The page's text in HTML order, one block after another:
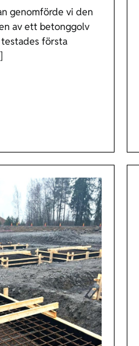
genomförde vi den
av ett betonggolv
första